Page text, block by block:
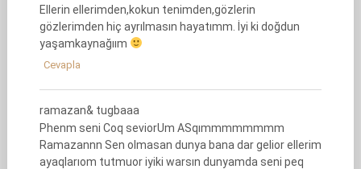
Ellerin ellerimden,kokun tenimden,gözlerin
gözlerimden hiç ayrılmasın hayatımm. İyi ki doğdun
yaşamkaynağıım
Cevapla
ramazan& tugbaaa
Phenm seni Coq seviorUm ASqımmmmmmmm
Ramazannn Sen olmasan dunya bana dar gelior ellerim
ayaqlarıom tutmuor iyiki warsın dunyamda seni peq